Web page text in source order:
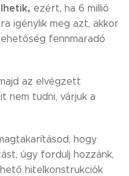
ezért, ha 6 millió
igénylik meg azt, akkor
fennmaradó
az elvégzett
nem tudni, várjuk a
hogy
úgy fordulj hozzánk,
hitelkonstrukciók